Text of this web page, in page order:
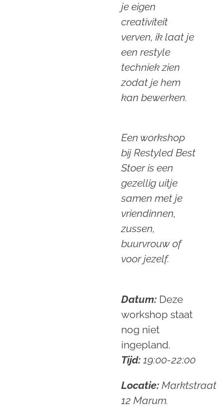
je eigen
creativiteit
verven, ik laat je
een restyle
techniek zien
zodat je hem
kan bewerken.
Een workshop
bij Restyled Best
Stoer is een
gezellig uitje
samen met je
vriendinnen,
zussen,
buurvrouw of
voor jezelf.
Datum: Deze
workshop staat
nog niet
ingepland.
Tijd: 19:00-22:00
Locatie: Marktstraat
12 Marum.